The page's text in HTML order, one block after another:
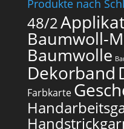
Produkte nach
48/2
Baumwoll-
Baumwolle
Dekorband
Farbkarte